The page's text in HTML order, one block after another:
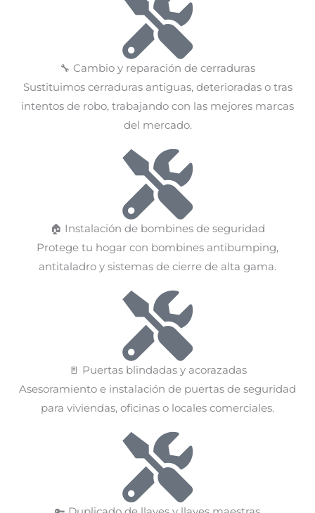
🔧 Cambio y reparación de cerraduras
Sustituimos cerraduras antiguas, deterioradas o tras
intentos de robo, trabajando con las mejores marcas
del mercado.
🏠 Instalación de bombines de seguridad
Protege tu hogar con bombines antibumping,
antitaladro y sistemas de cierre de alta gama.
🚪 Puertas blindadas y acorazadas
Asesoramiento e instalación de puertas de seguridad
para viviendas, oficinas o locales comerciales.